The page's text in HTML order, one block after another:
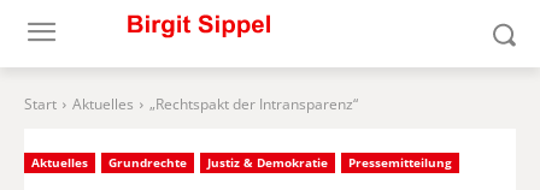
Start Aktuelles „Rechtspakt der Intransparenz“
Aktuelles Grundrechte Justiz & Demokratie Pressemitteilung